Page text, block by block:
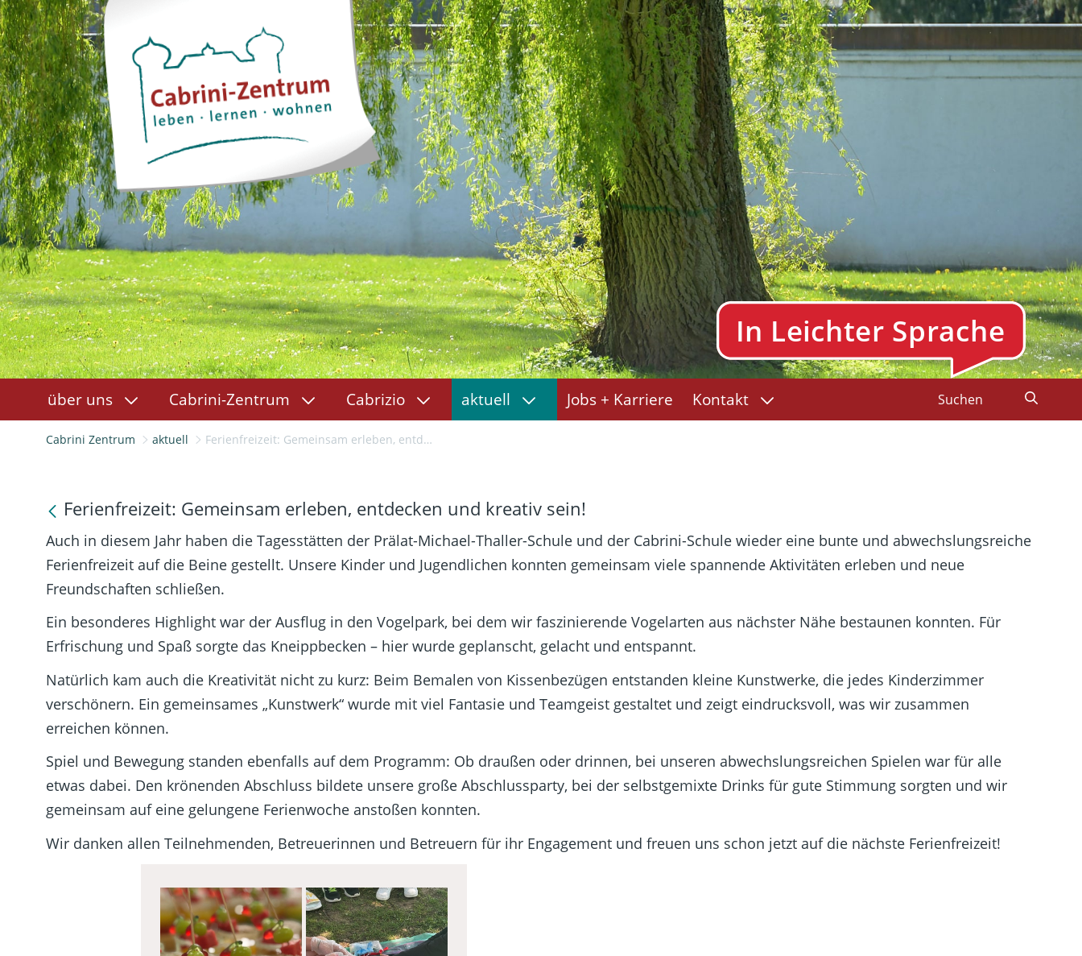
über uns Cabrini-Zentrum Cabrizio aktuell Jobs + Karriere Kontakt
Cabrini Zentrum aktuell Ferienfreizeit: Gemeinsam erleben, entdecken und kreativ sein!
Ferienfreizeit: Gemeinsam erleben, entdecken und kreativ sein!
Auch in diesem Jahr haben die Tagesstätten der Prälat-Michael-Thaller-Schule und der Cabrini-Schule wieder eine bunte und abwechslungsreiche
Ferienfreizeit auf die Beine gestellt. Unsere Kinder und Jugendlichen konnten gemeinsam viele spannende Aktivitäten erleben und neue
Freundschaften schließen.
Ein besonderes Highlight war der Ausflug in den Vogelpark, bei dem wir faszinierende Vogelarten aus nächster Nähe bestaunen konnten. Für
Erfrischung und Spaß sorgte das Kneippbecken – hier wurde geplanscht, gelacht und entspannt.
Natürlich kam auch die Kreativität nicht zu kurz: Beim Bemalen von Kissenbezügen entstanden kleine Kunstwerke, die jedes Kinderzimmer
verschönern. Ein gemeinsames „Kunstwerk“ wurde mit viel Fantasie und Teamgeist gestaltet und zeigt eindrucksvoll, was wir zusammen
erreichen können.
Spiel und Bewegung standen ebenfalls auf dem Programm: Ob draußen oder drinnen, bei unseren abwechslungsreichen Spielen war für alle
etwas dabei. Den krönenden Abschluss bildete unsere große Abschlussparty, bei der selbstgemixte Drinks für gute Stimmung sorgten und wir
gemeinsam auf eine gelungene Ferienwoche anstoßen konnten.
Wir danken allen Teilnehmenden, Betreuerinnen und Betreuern für ihr Engagement und freuen uns schon jetzt auf die nächste Ferienfreizeit!